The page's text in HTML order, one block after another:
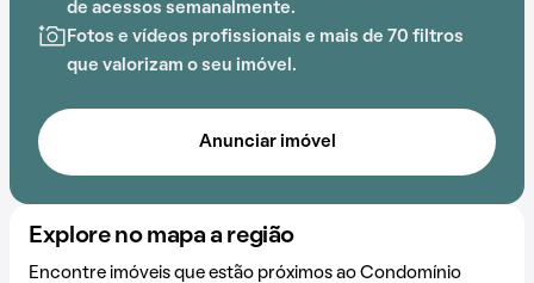
do Amanhã, Estácio, Estádio Santa Cruz e Escola
Primeiros Passos adiciona praticidade a essa
de acessos semanalmente.
Fotos e vídeos profissionais e mais de 70 filtros
que valorizam o seu imóvel.
Anunciar imóvel
Explore no mapa a região
Encontre imóveis que estão próximos ao Condomínio